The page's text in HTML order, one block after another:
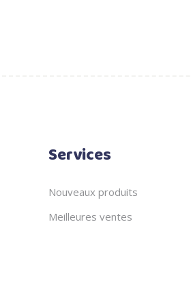
Services
Nouveaux produits
Meilleures ventes